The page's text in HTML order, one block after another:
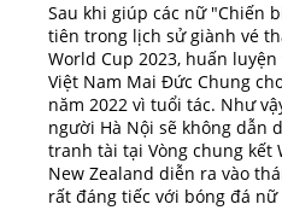
Sau khi giúp các nữ "Chiến
tiên trong lịch sử giành vé
World Cup 2023, huấn
Việt Nam Mai Đức Chung
năm 2022 vì tuổi tác. Như
người Hà Nội sẽ không dẫn
tranh tài tại Vòng chung kết
New Zealand diễn ra vào
rất đáng tiếc với bóng đá